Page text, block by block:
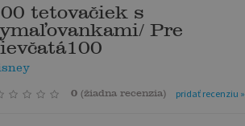
tetovačiek s
Pre
0 (žiadna recenzia) pridať recenziu »